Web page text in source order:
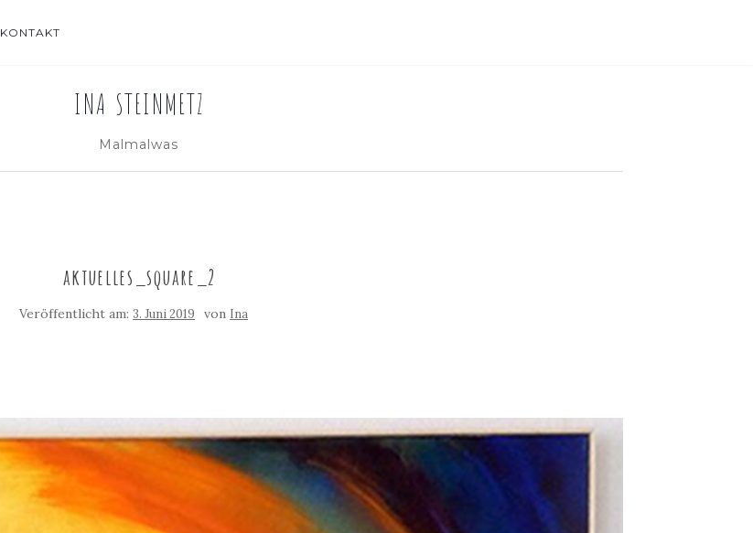
KONTAKT
INA STEINMETZ
Malmalwas
aktuelles_square_2
Veröffentlicht am: 3. Juni 2019 von Ina